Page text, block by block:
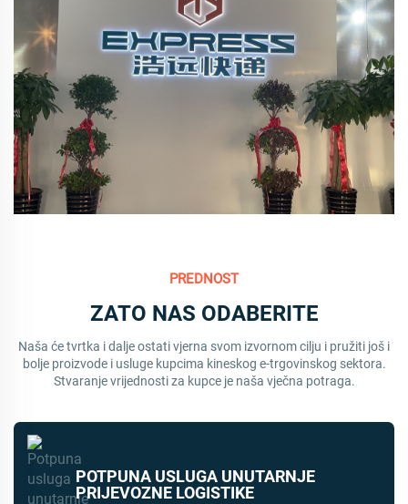
PREDNOST
ZATO NAS ODABERITE
Naša će tvrtka i dalje ostati vjerna svom izvornom cilju i pružiti još i
bolje proizvode i usluge kupcima kineskog e-trgovinskog sektora.
Stvaranje vrijednosti za kupce je naša vječna potraga.
POTPUNA USLUGA UNUTARNJE
PRIJEVOZNE LOGISTIKE